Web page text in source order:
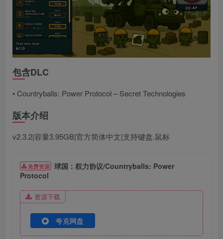
包含DLC
• Countryballs: Power Protocol – Secret Technologies
版本介绍
v2.3.2|容量3.95GB|官方简体中文|支持键盘.鼠标
免费资源 球国：权力协议/Countryballs: Power
Protocol
资源下载
夸克网盘